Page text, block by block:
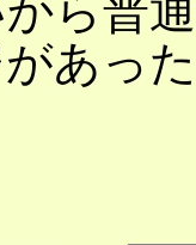
ら普
あっ